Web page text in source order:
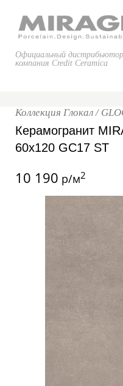
Официальный
компания Credit Ceramica
Коллекция Глокал /
Керамогранит
60x120 GC17 ST
10 190 р/м2